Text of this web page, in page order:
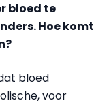
bloed te
Hoe komt
bloed
voor